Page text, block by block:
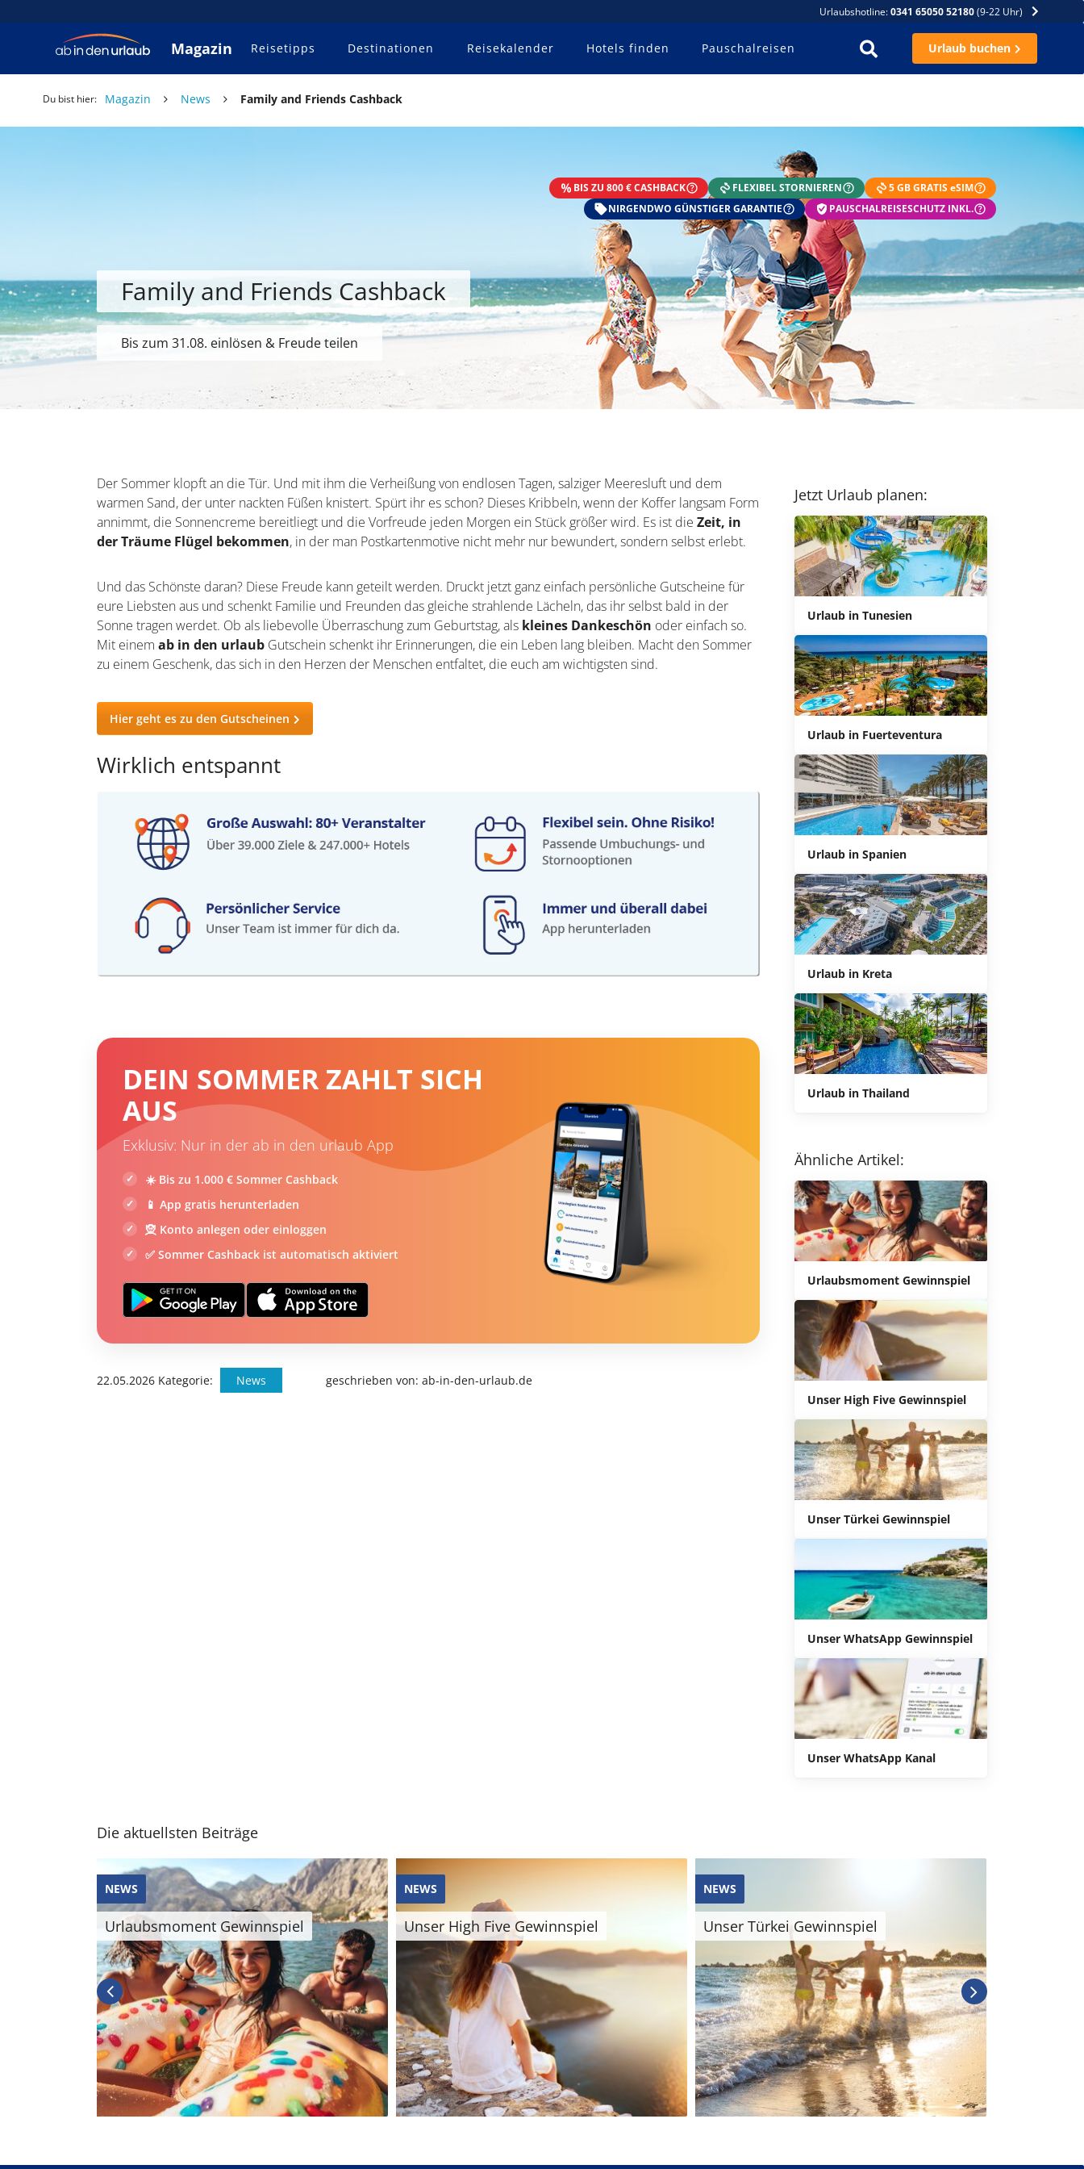
Urlaubshotline:0341 65050 52180(9-22 Uhr)
Magazin Reisetipps Destinationen Reisekalender Hotels finden Pauschalreisen Urlaub buchen
Du bist hier: Magazin News Family and Friends Cashback
BIS ZU 800 € CASHBACK FLEXIBEL STORNIEREN
5 GB GRATIS eSIM
NIRGENDWO GÜNSTIGER GARANTIE
PAUSCHALREISESCHUTZ INKL.
Family and Friends Cashback
Bis zum 31.08. einlösen & Freude teilen
Der Sommer klopft an die Tür. Und mit ihm die Verheißung von endlosen Tagen, salziger Meeresluft und dem
warmen Sand, der unter nackten Füßen knistert. Spürt ihr es schon? Dieses Kribbeln, wenn der Koffer langsam Form
annimmt, die Sonnencreme bereitliegt und die Vorfreude jeden Morgen ein Stück größer wird. Es ist dieZeit, in
der Träume Flügel bekommen, in der man Postkartenmotive nicht mehr nur bewundert, sondern selbst erlebt.
Und das Schönste daran? Diese Freude kann geteilt werden. Druckt jetzt ganz einfach persönliche Gutscheine für
eure Liebsten aus und schenkt Familie und Freunden das gleiche strahlende Lächeln, das ihr selbst bald in der
Sonne tragen werdet. Ob als liebevolle Überraschung zum Geburtstag, als kleines Dankeschön oder einfach so.
Mit einemab in den urlaub Gutschein schenkt ihr Erinnerungen, die ein Leben lang bleiben. Macht den Sommer
zu einem Geschenk, das sich in den Herzen der Menschen entfaltet, die euch am wichtigsten sind.
Hier geht es zu den Gutscheinen
Wirklich entspannt
DEIN SOMMER ZAHLT SICH
AUS
Exklusiv: Nur in der ab in den urlaub App
☀️ Bis zu 1.000 € Sommer Cashback
📱 App gratis herunterladen
🧝 Konto anlegen oder einloggen
✅ Sommer Cashback ist automatisch aktiviert
22.05.2026 Kategorie: News geschrieben von: ab-in-den-urlaub.de
Jetzt Urlaub planen:
Urlaub in Tunesien
Urlaub in Fuerteventura
Urlaub in Spanien
Urlaub in Kreta
Urlaub in Thailand
Ähnliche Artikel:
Urlaubsmoment Gewinnspiel
Unser High Five Gewinnspiel
Unser Türkei Gewinnspiel
Unser WhatsApp Gewinnspiel
Unser WhatsApp Kanal
Die aktuellsten Beiträge
NEWS
Urlaubsmoment Gewinnspiel
NEWS
Unser High Five Gewinnspiel
NEWS
Unser Türkei Gewinnspiel